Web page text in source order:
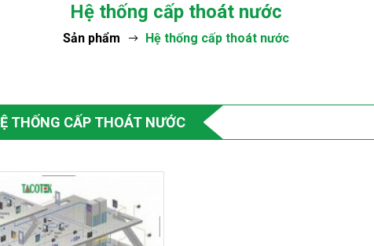
Hệ thống cấp thoát nước
Sản phẩm Hệ thống cấp thoát nước
THỐNG CẤP THOÁT NƯỚC